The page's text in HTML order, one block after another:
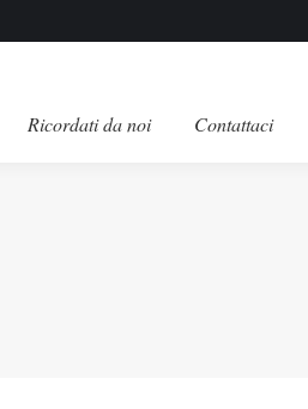
Ricordati da noi Contattaci